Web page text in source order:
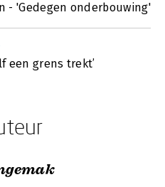
- 'Gedegen onderbouwing'
een grens trekt’